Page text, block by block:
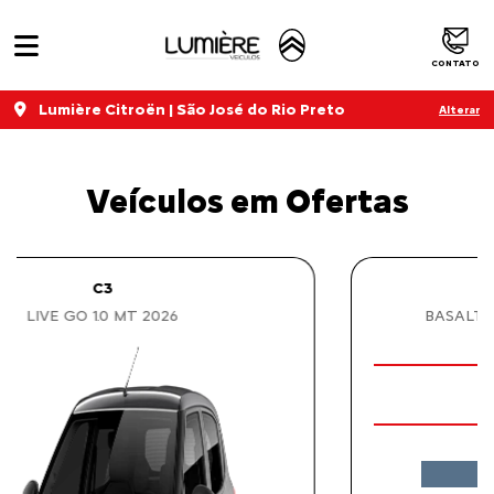
CONTATO
Lumière Citroën | São José do Rio Preto Alterar
Veículos em Ofertas
BASALT FEEL 1.0 TURBO 200 AT 2026